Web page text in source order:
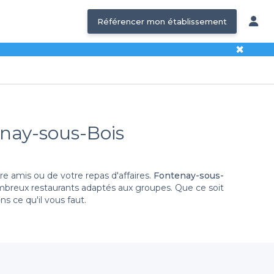
Référencer mon établissement
✖
sous-Bois
amis ou de votre repas d'affaires. Fontenay-sous-
restaurants adaptés aux groupes. Que ce soit
ce qu'il vous faut.
sous-Bois
traditionnelle, exotique, ou même de menus